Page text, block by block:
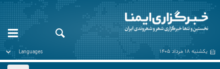
یکشنبه ۱۸ مرداد ۱۴۰۵